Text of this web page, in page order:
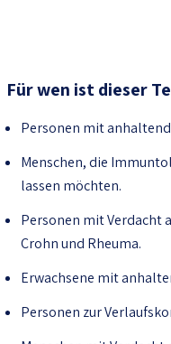
Für wen ist dieser
Personen mit
Menschen, die
lassen möchten.
Personen mit Verdacht
Crohn und Rheuma.
Erwachsene mit
Personen zur